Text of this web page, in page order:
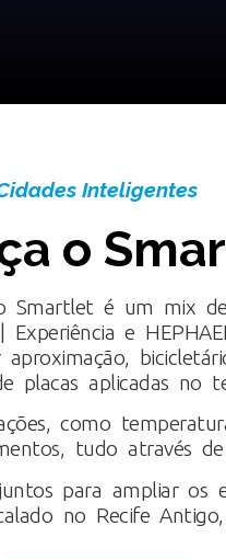
Inteligentes
o
é um mix
e
placas aplicadas no
como
tudo através
para ampliar os
no Recife